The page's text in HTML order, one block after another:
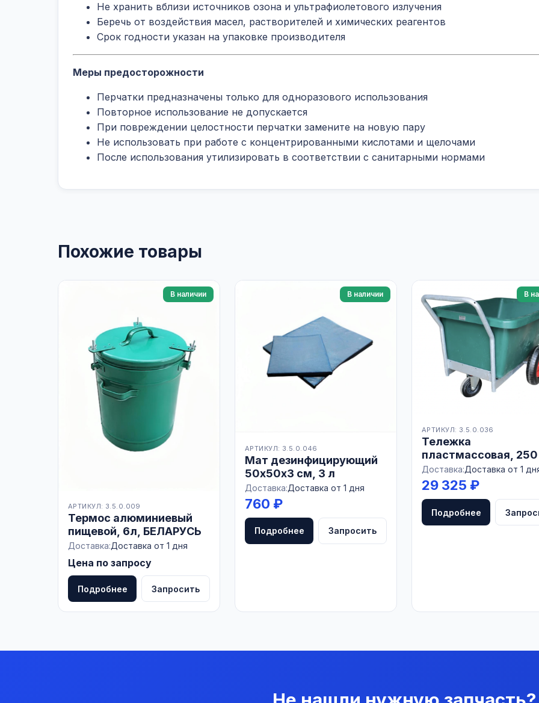
Не хранить вблизи источников озона и ультрафиолетового излучения
Беречь от воздействия масел, растворителей и химических реагентов
Срок годности указан на упаковке производителя
Меры предосторожности
Перчатки предназначены только для одноразового использования
Повторное использование не допускается
При повреждении целостности перчатки замените на новую пару
Не использовать при работе с концентрированными кислотами и щелочами
После использования утилизировать в соответствии с санитарными нормами
Похожие товары
В наличии
АРТИКУЛ: 3.5.0.009
Термос алюминиевый
пищевой, 6л, БЕЛАРУСЬ
Доставка:Доставка от 1 дня
Цена по запросу
Подробнее Запросить
В наличии
АРТИКУЛ: 3.5.0.046
Мат дезинфицирующий
50х50х3 см, 3 л
Доставка:Доставка от 1 дня
760 ₽
Подробнее Запросить
В
АРТИКУЛ: 3.5.0.036
Тележка
пластмассовая, 250
оцинк.рама, ось Ø
БЕЛАРУСЬ
Доставка:Доставка от 1
29 325 ₽
Подробнее